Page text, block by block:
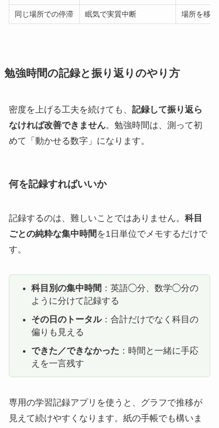
同じ場所での停滞 眠気で実質中断 場所を移動
勉強時間の記録と振り返りのやり方
密度を上げる工夫を続けても、 記録して振り返ら
なければ改善できません。勉強時間は、測って初
めて「動かせる数字」になります。
何を記録すればいいか
記録するのは、難しいことではありません。 科目
ごとの純粋な集中時間 を1日単位でメモするだけで
す。
科目別の集中時間 ：英語◯分、数学◯分の
ように分けて記録する
その日のトータル：合計だけでなく科目の
偏りも見える
できた／できなかった ：時間と一緒に手応
えを一言残す
専用の学習記録アプリを使うと、グラフで推移が
見えて続けやすくなります。紙の手帳でも構いま